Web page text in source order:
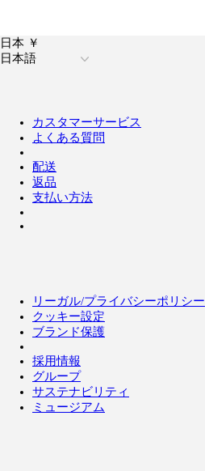
日本 ￥
日本語
カスタマーサービス
よくある質問
配送
返品
支払い方法
リーガル/プライバシーポリシー
クッキー設定
ブランド保護
採用情報
グループ
サステナビリティ
ミュージアム